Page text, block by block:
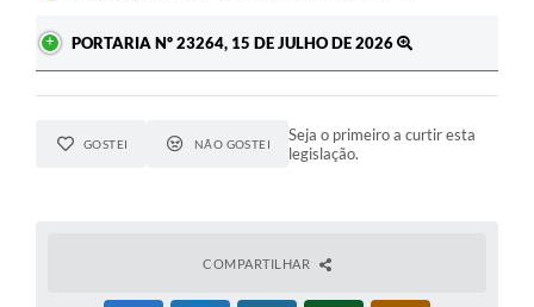
PORTARIA Nº 23264, 15 DE JULHO DE 2026
GOSTEI NÃO GOSTEI
Seja o primeiro a curtir esta
legislação.
COMPARTILHAR